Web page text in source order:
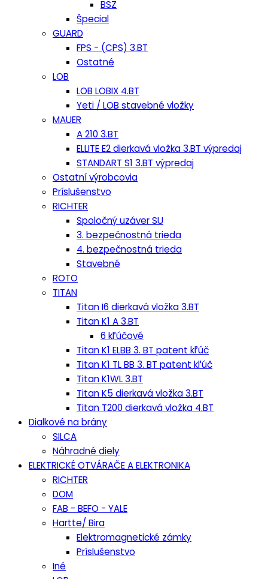
BSZ
Špecial
GUARD
FPS - (CPS) 3.BT
Ostatné
LOB
LOB LOBIX 4.BT
Yeti / LOB stavebné vložky
MAUER
A 210 3.BT
ELLITE E2 dierkavá vložka 3.BT výpredaj
STANDART S1 3.BT výpredaj
Ostatní výrobcovia
Príslušenstvo
RICHTER
Spoločný uzáver SU
3. bezpečnostná trieda
4. bezpečnostná trieda
Stavebné
ROTO
TITAN
Titan I6 dierkavá vložka 3.BT
Titan K1 A 3.BT
6 kľúčové
Titan K1 ELBB 3. BT patent kľúč
Titan K1 TL BB 3. BT patent kľúč
Titan K1WL 3.BT
Titan K5 dierkavá vložka 3.BT
Titan T200 dierkavá vložka 4.BT
Dialkové na brány
SILCA
Náhradné diely
ELEKTRICKÉ OTVÁRAČE A ELEKTRONIKA
RICHTER
DOM
FAB - BEFO - YALE
Hartte/ Bira
Elektromagnetické zámky
Príslušenstvo
Iné